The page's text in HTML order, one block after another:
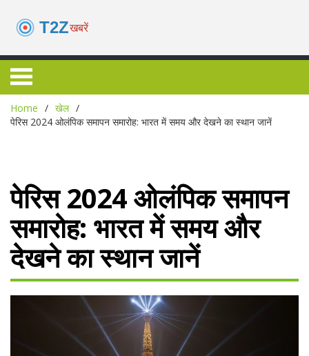
Home
खेल
पेरिस 2024 ओलंपिक समापन समारोह: भारत में समय और देखने का स्थान जानें
पेरिस 2024 ओलंपिक समापन
समारोह: भारत में समय और
देखने का स्थान जानें